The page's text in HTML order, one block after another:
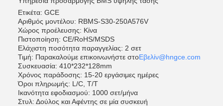
Ετικέτα: GCE
Αριθμός μοντέλου: RBMS-S30-250A576V
Χώρος προέλευσης: Κίνα
Πιστοποίηση: CE/RoHS/MSDS
Ελάχιστη ποσότητα παραγγελίας: 2 σετ
Τιμή: Παρακαλούμε επικοινωνήστε στοΕβελίν@hngce.com
Συσκευασία: 410*232*128mm
Χρόνος παράδοσης: 15-20 εργάσιμες ημέρες
Όροι πληρωμής: L/C, T/T
Ικανότητα εφοδιασμού: 1000 σετ/μήνα
Στυλ: Δούλος και Αφέντης σε μία συσκευή